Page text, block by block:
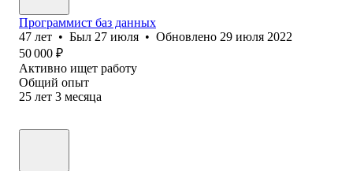
Программист баз данных
47 лет • Был 27 июля • Обновлено 29 июля 2022
50 000 ₽
Активно ищет работу
Общий опыт
25 лет 3 месяца